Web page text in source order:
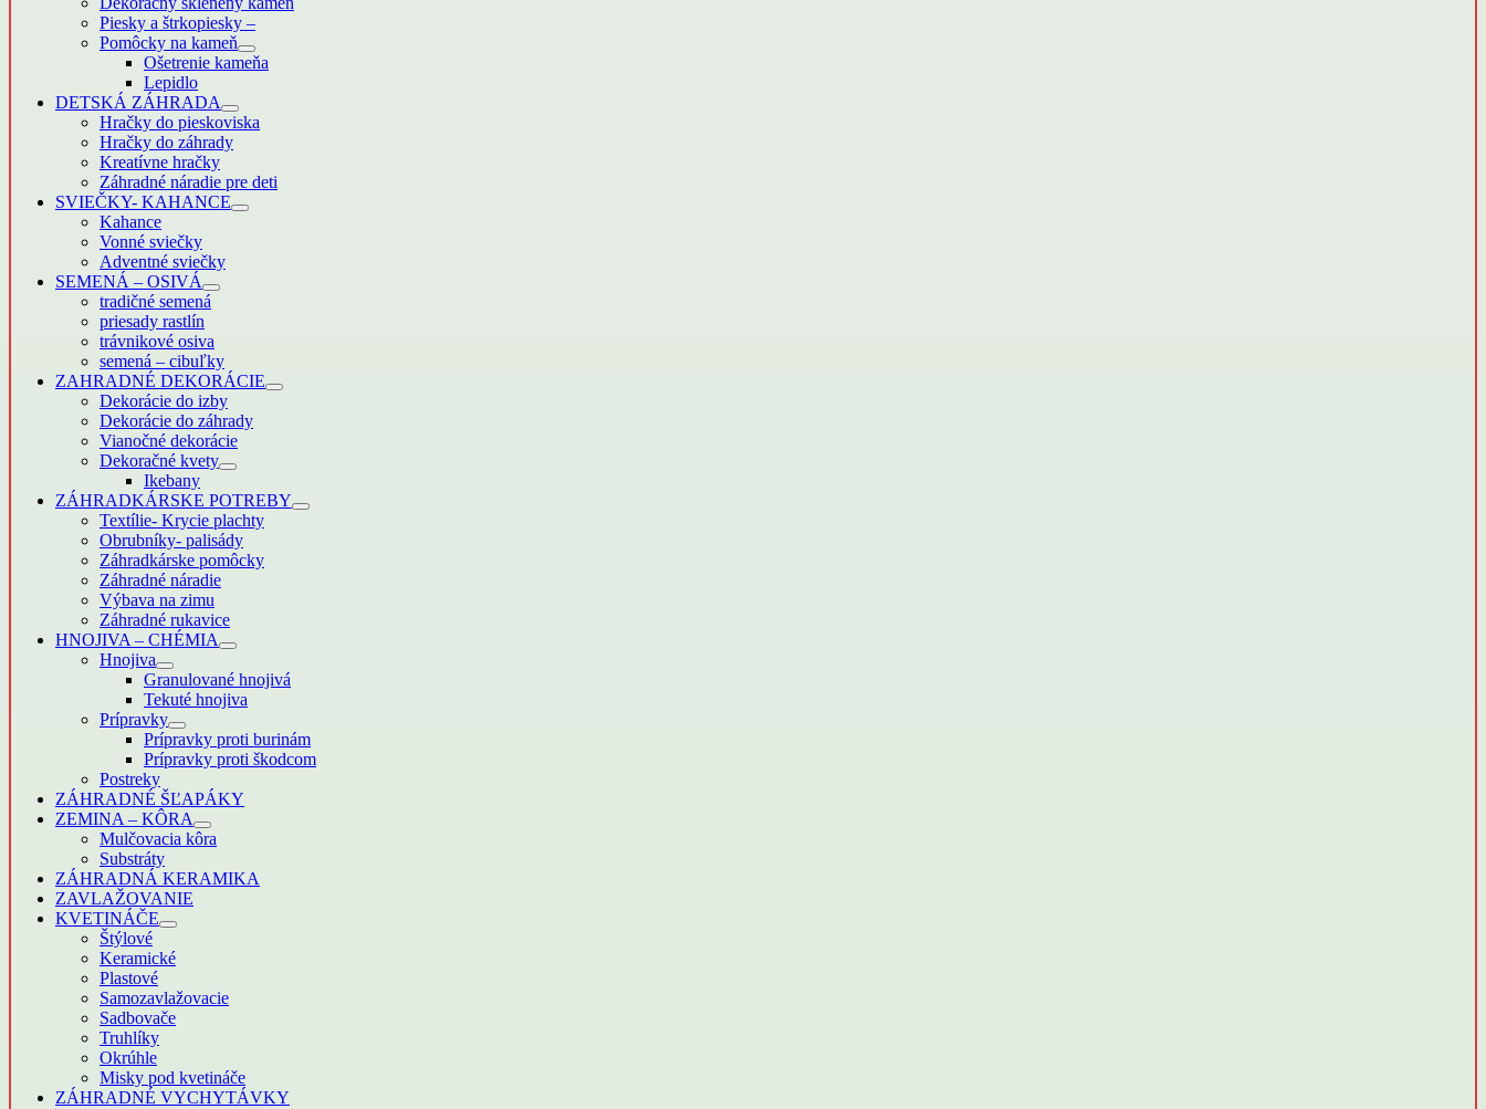
Piesky a štrkopiesky –
Pomôcky na kameň
Ošetrenie kameňa
Lepidlo
DETSKÁ ZÁHRADA
Hračky do pieskoviska
Hračky do záhrady
Kreatívne hračky
Záhradné náradie pre deti
SVIEČKY- KAHANCE
Kahance
Vonné sviečky
Adventné sviečky
SEMENÁ – OSIVÁ
tradičné semená
priesady rastlín
trávnikové osiva
semená – cibuľky
ZAHRADNÉ DEKORÁCIE
Dekorácie do izby
Dekorácie do záhrady
Vianočné dekorácie
Dekoračné kvety
Ikebany
ZÁHRADKÁRSKE POTREBY
Textílie- Krycie plachty
Obrubníky- palisády
Záhradkárske pomôcky
Záhradné náradie
Výbava na zimu
Záhradné rukavice
HNOJIVA – CHÉMIA
Hnojiva
Granulované hnojivá
Tekuté hnojiva
Prípravky
Prípravky proti burinám
Prípravky proti škodcom
Postreky
ZÁHRADNÉ ŠĽAPÁKY
ZEMINA – KÔRA
Mulčovacia kôra
Substráty
ZÁHRADNÁ KERAMIKA
ZAVLAŽOVANIE
KVETINÁČE
Štýlové
Keramické
Plastové
Samozavlažovacie
Sadbovače
Truhlíky
Okrúhle
Misky pod kvetináče
ZÁHRADNÉ VYCHYTÁVKY